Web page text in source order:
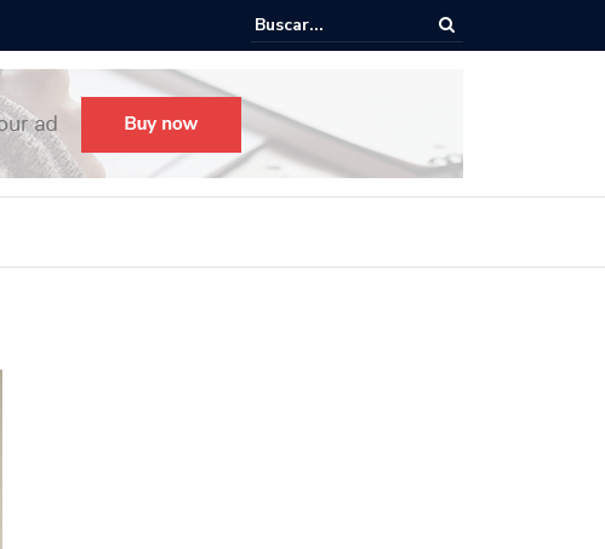
Todo listo para el Festival Desfile Día de Muertos 2025 en Guadalajara